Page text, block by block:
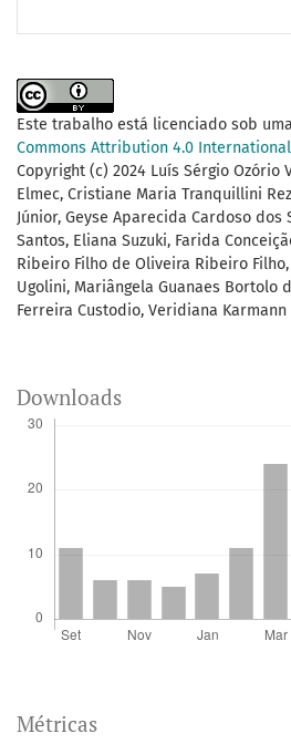
Este trabalho está licenciado sob
Commons Attribution 4.0
Copyright (c) 2024 Luís Sérgio Ozório
Elmec, Cristiane Maria Tranquillini
Júnior, Geyse Aparecida Cardoso dos
Santos, Eliana Suzuki, Farida
Ribeiro Filho de Oliveira Ribeiro
Ugolini, Mariângela Guanaes Bortolo
Ferreira Custodio, Veridiana Karmann
Downloads
Métricas